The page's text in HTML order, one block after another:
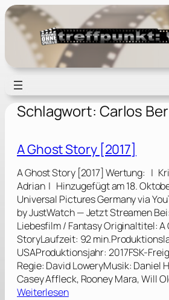
Zum
Inhalt
springen
Schlagwort: Carlos
A Ghost Story [2017]
A Ghost Story [2017] Wertung: |
Adrian | Hinzugefügt am 18.
Universal Pictures Germany via
by JustWatch — Jetzt Streamen
Liebesfilm / Fantasy Originaltitel: A
StoryLaufzeit: 92
USAProduktionsjahr: 2017FSK-
Regie: David LoweryMusik: Daniel
Casey Affleck, Rooney Mara, Will
Weiterlesen: